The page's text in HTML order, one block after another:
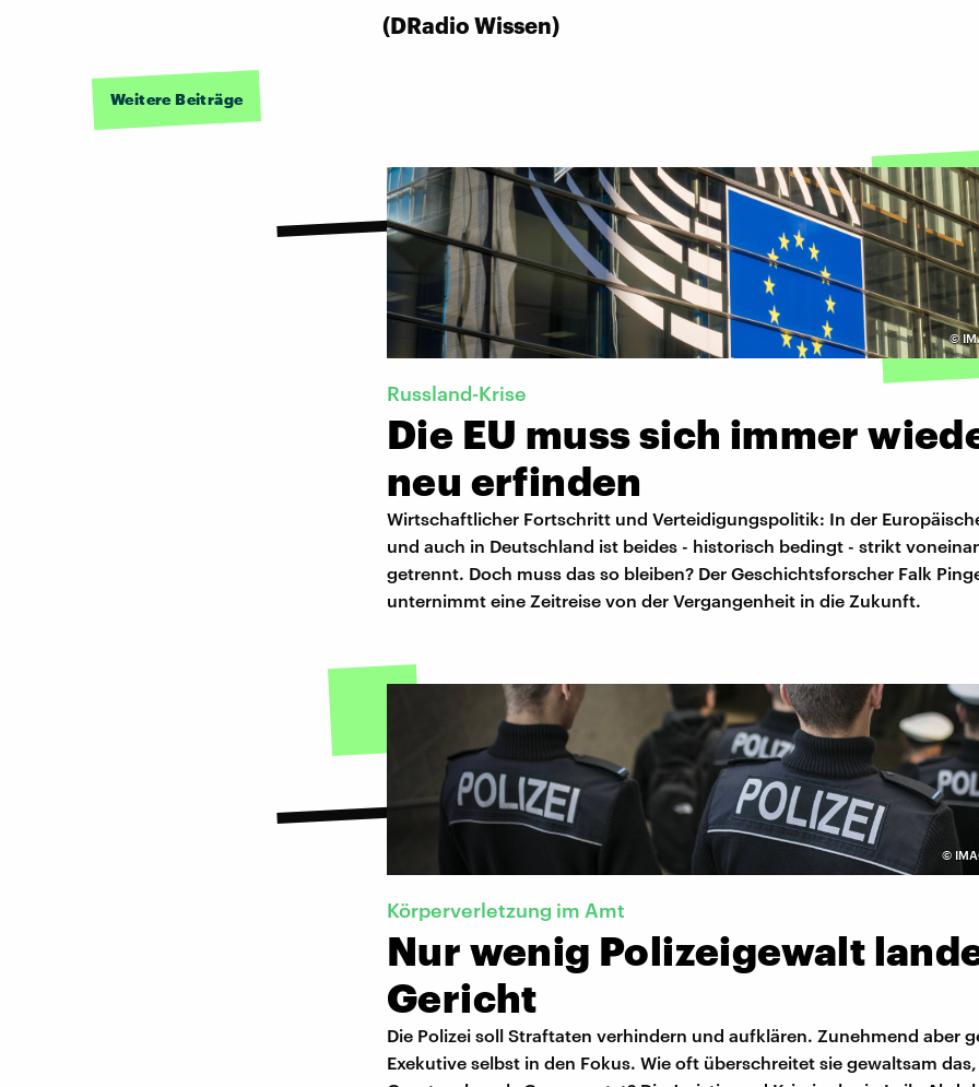
(DRadio Wissen)
Weitere Beiträge
©
Russland-Krise
Die EU muss sich immer
neu erfinden
Wirtschaftlicher Fortschritt und Verteidigungspolitik: In der
und auch in Deutschland ist beides - historisch bedingt - strikt
getrennt. Doch muss das so bleiben? Der Geschichtsforscher Falk
unternimmt eine Zeitreise von der Vergangenheit in die Zukunft.
©
Körperverletzung im Amt
Nur wenig Polizeigewalt
Gericht
Die Polizei soll Straftaten verhindern und aufklären. Zunehmend aber
Exekutive selbst in den Fokus. Wie oft überschreitet sie gewaltsam